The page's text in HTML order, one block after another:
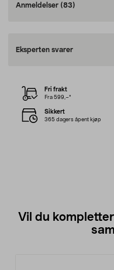
Anmeldelser (83)
Eksperten svarer
Fri frakt
Fra 599,–*
Sikkert
365 dagers åpent kjøp
Vil du